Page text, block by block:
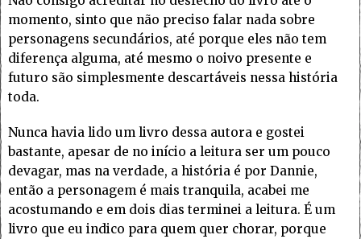
momento, sinto que não preciso falar nada sobre
personagens secundários, até porque eles não tem
diferença alguma, até mesmo o noivo presente e
futuro são simplesmente descartáveis nessa história
toda.
Nunca havia lido um livro dessa autora e gostei
bastante, apesar de no início a leitura ser um pouco
devagar, mas na verdade, a história é por Dannie,
então a personagem é mais tranquila, acabei me
acostumando e em dois dias terminei a leitura. É um
livro que eu indico para quem quer chorar, porque